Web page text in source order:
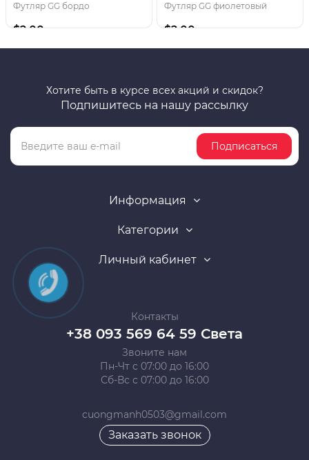
Футляр GG бордо
$2.00
Футляр GG фиолетовый
$2.00
Хотите быть в курсе всех акций и скидок?
Подпишитесь на нашу рассылку
Подписаться
Информация
Категории
Личный кабинет
Контакты
+38 093 569 64 59 Света
Звоните нам
Пн-Чт с 07:00 до 16:00
Сб-Вс с 07:00 до 16:00
cuongmanh0503@gmail.com
Заказать звонок